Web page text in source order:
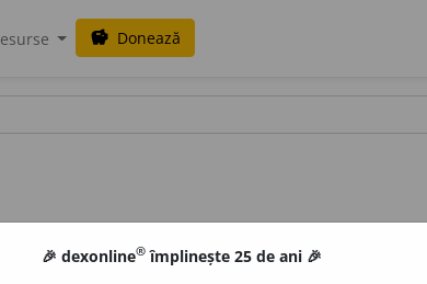
savings Donează
🎉 dexonline® împlinește 25 de ani 🎉